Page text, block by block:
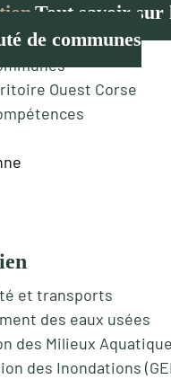
Tout savoir sur
de communes
Ouest Corse
et transports
des eaux usées
des Milieux
des Inondations